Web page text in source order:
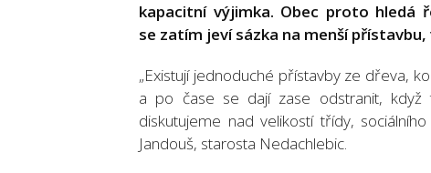
kapacitní výjimka. Obec proto hledá
se zatím jeví sázka na menší
„Existují jednoduché přístavby ze dřeva,
a po čase se dají zase odstranit, když
diskutujeme nad velikostí třídy,
Jandouš, starosta Nedachlebic.